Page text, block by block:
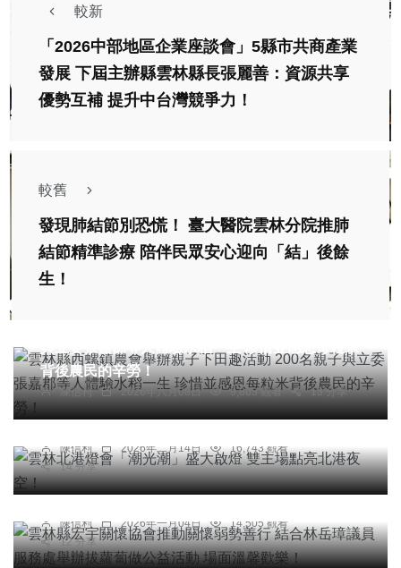
較新
「2026中部地區企業座談會」5縣市共商產業
發展 下屆主辦縣雲林縣長張麗善：資源共享
優勢互補 提升中台灣競爭力！
較舊
發現肺結節別恐慌！ 臺大醫院雲林分院推肺
結節精準診療 陪伴民眾安心迎向「結」後餘
生！
背後農民的辛勞！
陳信利 2026年八月08日 9,803 觀看 13 分享
綜合新聞 旅遊
雲林北港燈會「潮光潮」盛大啟燈 雙主場點亮北港
陳信利 2026年二月14日
16,743 觀看
14 分享
綜合新聞
雲林縣宏宇關懷協會推動關懷弱勢善行 結合林岳璋
陳信利 2026年一月04日
14,505 觀看
12 分享